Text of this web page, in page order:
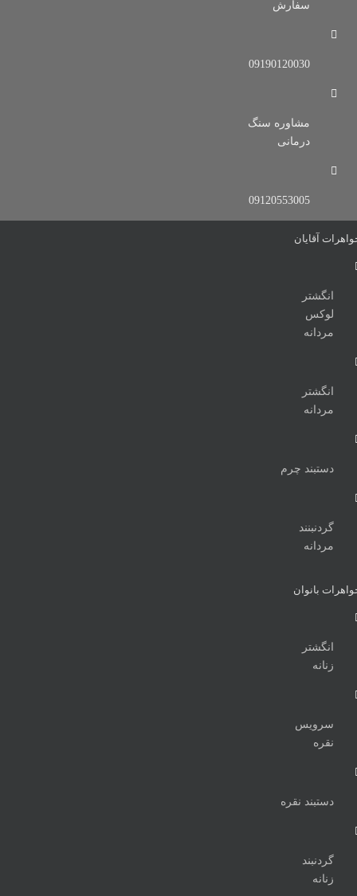
سفارش
09190120030
مشاوره سنگ
درمانی
09120553005
آقایان
انگشتر
لوکس
مردانه
انگشتر
مردانه
دستبند چرم
گردنبنند
مردانه
بانوان
انگشتر
زنانه
سرویس
نقره
دستبند نقره
گردنبند
زنانه